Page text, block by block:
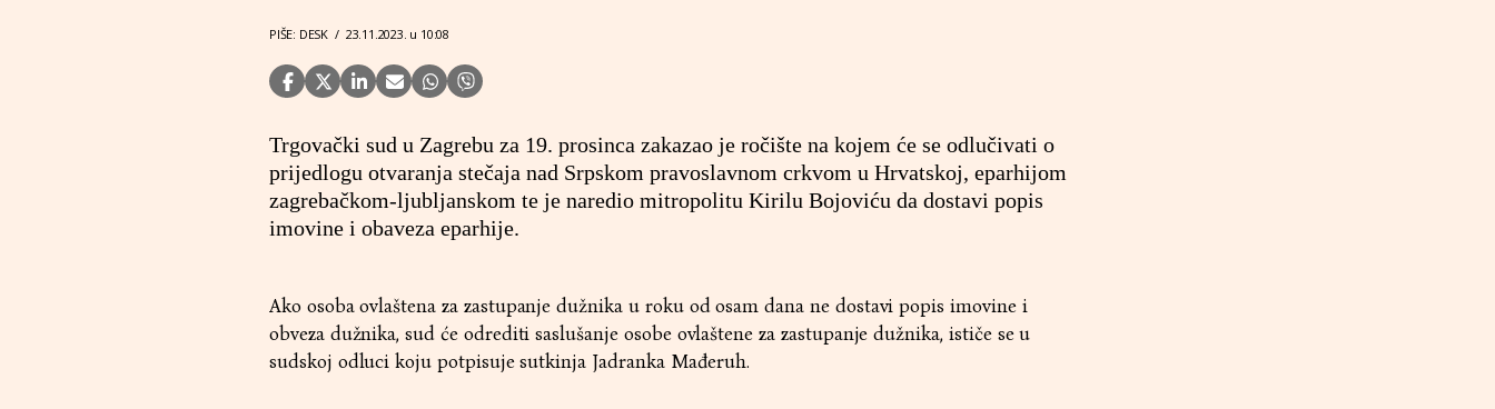
PIŠE: DESK / 23.11.2023. u 10:08
Trgovački sud u Zagrebu za 19. prosinca zakazao je ročište na kojem će se odlučivati o
prijedlogu otvaranja stečaja nad Srpskom pravoslavnom crkvom u Hrvatskoj, eparhijom
zagrebačkom-ljubljanskom te je naredio mitropolitu Kirilu Bojoviću da dostavi popis
imovine i obaveza eparhije.
Ako osoba ovlaštena za zastupanje dužnika u roku od osam dana ne dostavi popis imovine i
obveza dužnika, sud će odrediti saslušanje osobe ovlaštene za zastupanje dužnika, ističe se u
sudskoj odluci koju potpisuje sutkinja Jadranka Mađeruh.